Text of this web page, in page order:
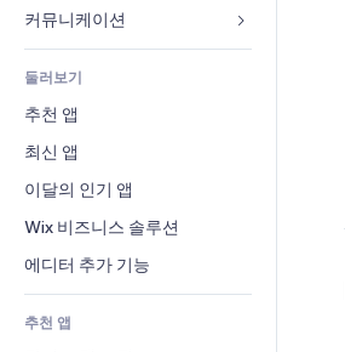
사이트 목록
이메일
회계
쿠폰 및 로열티
창고 서비스
식품 및 음료
음식점
부동산
예약
뮤직
팟캐스트
사진
동영상
PDF
파일 공유
소식
지도 및 내비게이션
개인정보 및 보안
시계
페이지 템플릿
이미지 효과
버튼 & 메뉴
배너 및 배지
계산기
검색
일기예보
양식
블로그
설문
채팅
메모
전화번호
커뮤니티
평가와 후기
CRM
둘러보기
추천 앱
최신 앱
이달의 인기 앱
Wix 비즈니스 솔루션
에디터 추가 기능
추천 앱